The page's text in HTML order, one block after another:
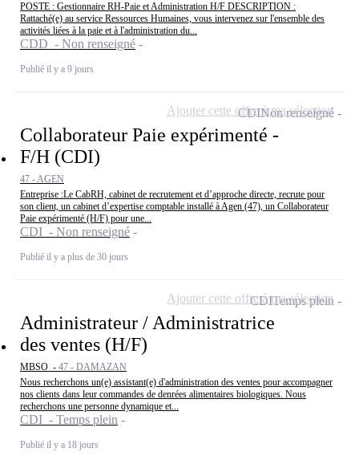
POSTE : Gestionnaire RH-Paie et Administration H/F DESCRIPTION :
Rattaché(e) au service Ressources Humaines, vous intervenez sur l'ensemble des
activités liées à la paie et à l'administration du...
CDD - Non renseigné
Publié il y a 9 jours
Collaborateur Paie expérimenté -
F/H (CDI)
47 - AGEN
Entreprise :Le CabRH, cabinet de recrutement et d’approche directe, recrute pour
son client, un cabinet d’expertise comptable installé à Agen (47), un Collaborateur
Paie expérimenté (H/F) pour une...
CDI - Non renseigné
Publié il y a plus de 30 jours
CDINon renseigné
Ajouter cette offre à ma sélection
Administrateur / Administratrice
des ventes (H/F)
MBSO - 47 - DAMAZAN
Nous recherchons un(e) assistant(e) d'administration des ventes pour accompagner
nos clients dans leur commandes de denrées alimentaires biologiques. Nous
recherchons une personne dynamique et...
CDI - Temps plein
Publié il y a 18 jours
CDITemps plein
Ajouter cette offre à ma sélection